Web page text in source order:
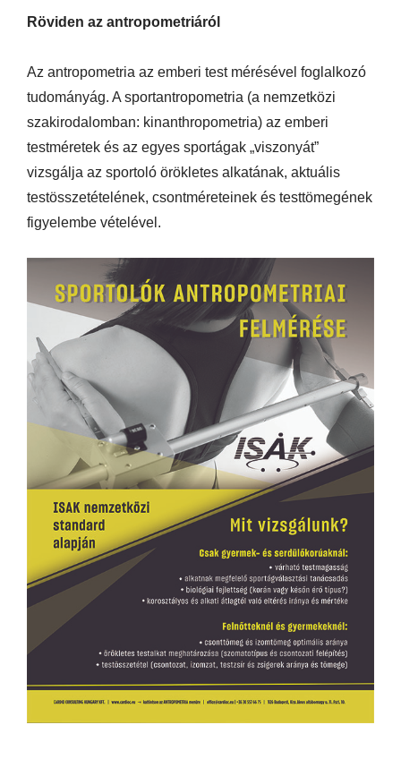
Röviden az antropometriáról
Az antropometria az emberi test mérésével foglalkozó
tudományág. A sportantropometria (a nemzetközi
szakirodalomban: kinanthropometria) az emberi
testméretek és az egyes sportágak „viszonyát”
vizsgálja az sportoló örökletes alkatának, aktuális
testösszetételének, csontméreteinek és testtömegének
figyelembe vételével.